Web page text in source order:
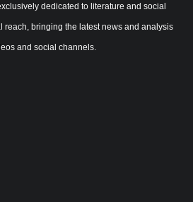
dedicated to literature and social
reach, bringing the latest news and analysis
and social channels.